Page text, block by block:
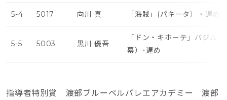
5-4 5017 向川 真 「海賊」(パキータ）・遅め
5-5 5003 黒川 優吾
「ドン・キホーテ」バジル
幕）･遅め
指導者特別賞 渡部ブルーベルバレエアカデミー 渡部